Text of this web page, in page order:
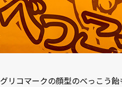
グリコマークの顔型のべっこう飴